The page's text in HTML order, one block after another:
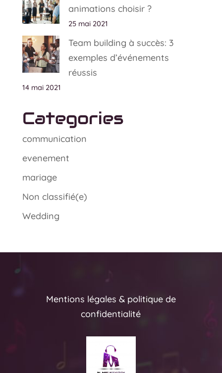
animations choisir ?
25 mai 2021
Team building à succès: 3
exemples d’événements
réussis
14 mai 2021
Categories
communication
evenement
mariage
Non classifié(e)
Wedding
Mentions légales & politique de
confidentialité